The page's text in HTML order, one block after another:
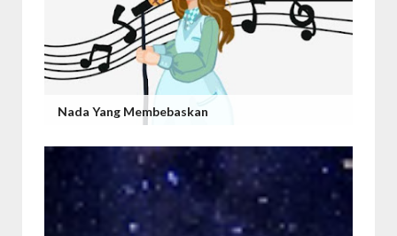
Nada Yang Membebaskan